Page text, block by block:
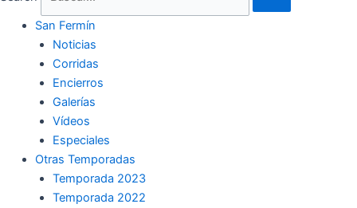
San Fermín
Noticias
Corridas
Encierros
Galerías
Vídeos
Especiales
Otras Temporadas
Temporada 2023
Temporada 2022